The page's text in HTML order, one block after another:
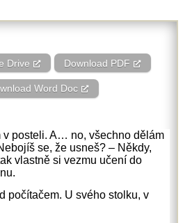
Drive Download PDF
Word Doc
v posteli. A… no, všechno dělám
se, že usneš? – Někdy,
vlastně si vezmu učení do
počítačem. U svého stolku, v